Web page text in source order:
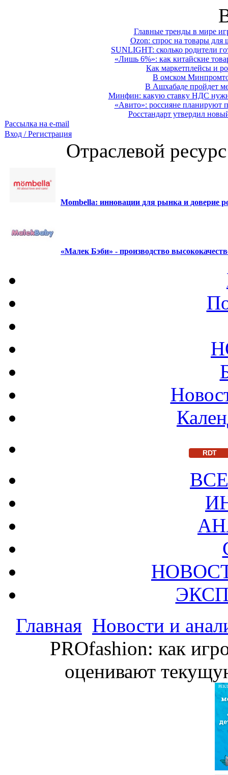
Главные тренды в мире
Ozon: спрос на товары для
SUNLIGHT: сколько родители
«Лишь 6%»: как китайские
Как маркетплейсы и
В омском
В Ашхабаде пройдет
Минфин: какую ставку НДС
«Авито»: россияне планируют
Росстандарт утвердил
Рассылка на e-mail
Вход / Регистрация
Отраслевой
Mombella: инновации для рынка и доверие
«Малек Бэби» - производство
RDT
Главная Новости и
PROfashion: как
оценивают